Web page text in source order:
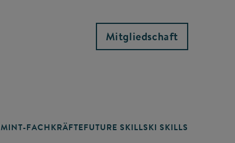
Mitgliedschaft
MINT-FACHKRÄFTEFUTURE SKILLSKI SKILLS